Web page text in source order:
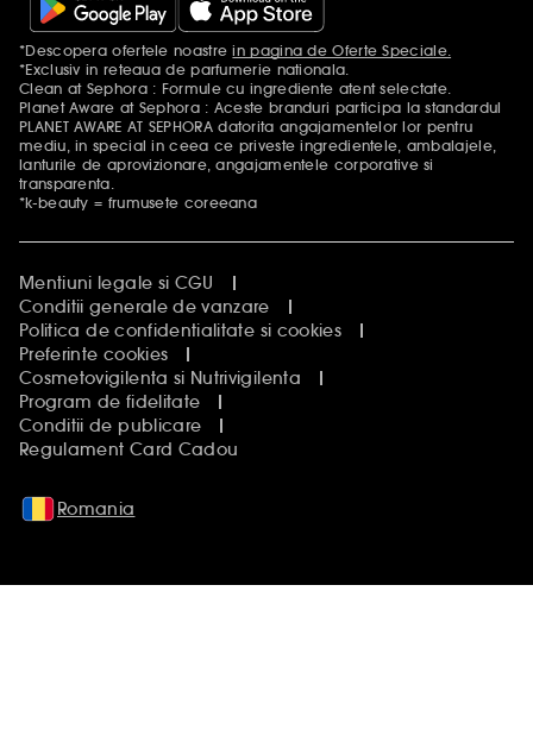
Mentiuni aditionale
*Descopera ofertele noastrein pagina de Oferte Speciale.
*Exclusiv in reteaua de parfumerie nationala.
Clean at Sephora : Formule cu ingrediente atent selectate.
Planet Aware at Sephora : Aceste branduri participa la standardul
PLANET AWARE AT SEPHORA datorita angajamentelor lor pentru
mediu, in special in ceea ce priveste ingredientele, ambalajele,
lanturile de aprovizionare, angajamentele corporative si
transparenta.
*k-beauty = frumusete coreeana
Mentiuni legale si CGU
Conditii generale de vanzare
Politica de confidentialitate si cookies
Preferinte cookies
Cosmetovigilenta si Nutrivigilenta
Program de fidelitate
Conditii de publicare
Regulament Card Cadou
Romania